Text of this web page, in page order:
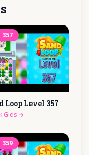
357
Loop Level 357
Gids →
359